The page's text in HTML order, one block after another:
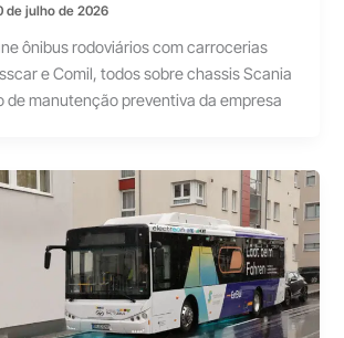
de julho de 2026
ônibus rodoviários com carrocerias
e Comil, todos sobre chassis Scania
de manutenção preventiva da empresa